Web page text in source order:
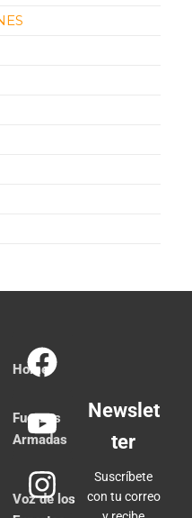
Home
Fuerzas
Armadas
Voz de los
Newslet
ter
Suscríbete
con tu correo